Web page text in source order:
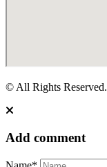
© All Rights Reserved.
Add comment